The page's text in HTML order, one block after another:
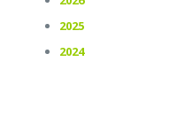
2025
2024